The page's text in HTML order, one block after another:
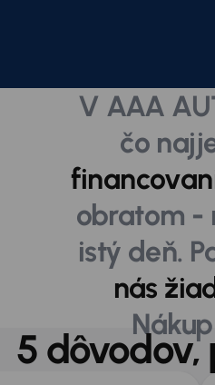
V AAA
čo
obratom -
istý deň.
nás
5 dôvodov,